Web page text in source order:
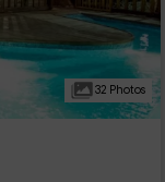
32 Photos